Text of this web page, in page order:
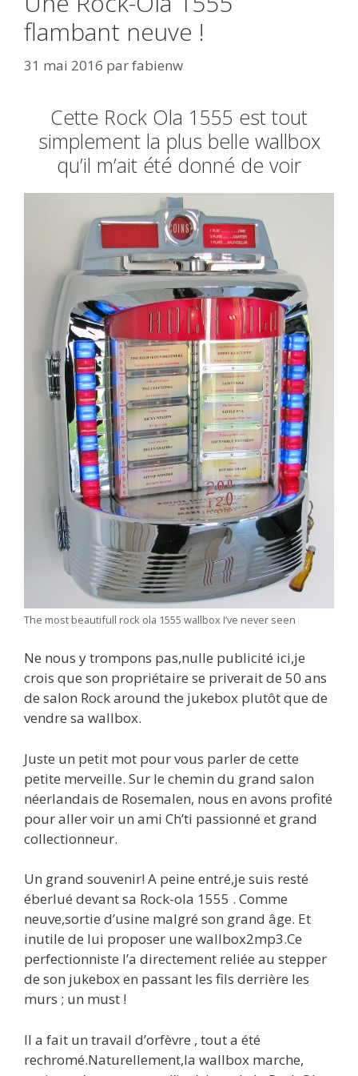
flambant neuve !
31 mai 2016 parfabienw
Cette Rock Ola 1555 est tout
simplement la plus belle wallbox
qu’il m’ait été donné de voir
The most beautifull rock ola 1555 wallbox I’ve never seen
Ne nous y trompons pas,nulle publicité ici,je
crois que son propriétaire se priverait de 50 ans
de salon Rock around the jukebox plutôt que de
vendre sa wallbox.
Juste un petit mot pour vous parler de cette
petite merveille. Sur le chemin du grand salon
néerlandais de Rosemalen, nous en avons profité
pour aller voir un ami Ch’ti passionné et grand
collectionneur.
Un grand souvenir! A peine entré,je suis resté
éberlué devant sa Rock-ola 1555 . Comme
neuve,sortie d’usine malgré son grand âge. Et
inutile de lui proposer une wallbox2mp3.Ce
perfectionniste l’a directement reliée au stepper
de son jukebox en passant les fils derrière les
murs ; un must !
Il a fait un travail d’orfèvre , tout a été
rechromé.Naturellement,la wallbox marche,